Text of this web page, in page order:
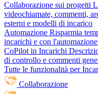
Collaborazione sui progetti
videochiamate, commenti,
esterni e modelli di incarico
Automazione Risparmia
incarichi e con
CoPilot in Incarichi
di controllo e commenti
Tutte le funzionalità per
Collaborazione